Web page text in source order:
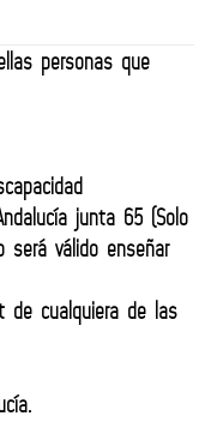
personas que
junta 65 (Solo
válido enseñar
de cualquiera de las